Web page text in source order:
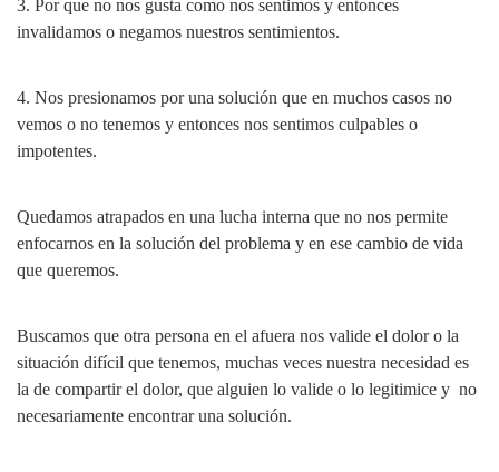
3. Por que no nos gusta como nos sentimos y entonces
invalidamos o negamos nuestros sentimientos.
4. Nos presionamos por una solución que en muchos casos no
vemos o no tenemos y entonces nos sentimos culpables o
impotentes.
Quedamos atrapados en una lucha interna que no nos permite
enfocarnos en la solución del problema y en ese cambio de vida
que queremos.
Buscamos que otra persona en el afuera nos valide el dolor o la
situación difícil que tenemos, muchas veces nuestra necesidad es
la de compartir el dolor, que alguien lo valide o lo legitimice y no
necesariamente encontrar una solución.